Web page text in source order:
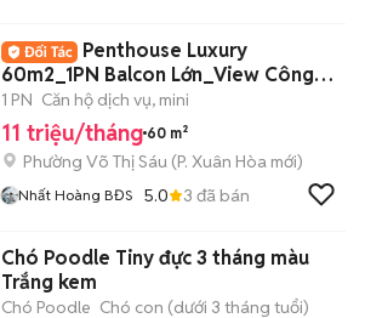
Penthouse Luxury
60m2_1PN Balcon Lớn_View Công
Viên Ngay Võ Thị Sáu
1 PN Căn hộ dịch vụ, mini
11 triệu/tháng 60 m²
Phường Võ Thị Sáu (P. Xuân Hòa mới)
Nhất Hoàng BĐS 5.0 3 đã bán
Chó Poodle Tiny đực 3 tháng màu
Trắng kem
Chó Poodle Chó con (dưới 3 tháng tuổi)